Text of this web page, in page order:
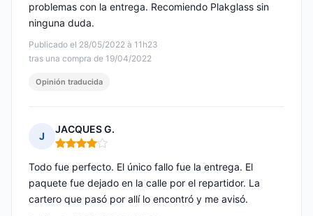
Publicado el 28/05/2022 à 11h23
tras una compra de 19/04/2022
problemas con la entrega. Recomiendo Plakglass sin
ninguna duda.
Opinión traducida
J
JACQUES G.
Nota: 4 de 5
Todo fue perfecto. El único fallo fue la entrega. El
paquete fue dejado en la calle por el repartidor. La
cartero que pasó por allí lo encontró y me avisó.